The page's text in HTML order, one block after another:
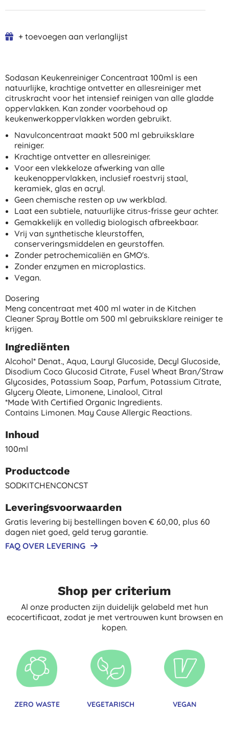
+ toevoegen aan verlanglijst
Sodasan Keukenreiniger Concentraat 100ml is een
natuurlijke, krachtige ontvetter en allesreiniger met
citruskracht voor het intensief reinigen van alle gladde
oppervlakken. Kan zonder voorbehoud op
keukenwerkoppervlakken worden gebruikt.
Navulconcentraat maakt 500 ml gebruiksklare
reiniger.
Krachtige ontvetter en allesreiniger.
Voor een vlekkeloze afwerking van alle
keukenoppervlakken, inclusief roestvrij staal,
keramiek, glas en acryl.
Geen chemische resten op uw werkblad.
Laat een subtiele, natuurlijke citrus-frisse geur achter.
Gemakkelijk en volledig biologisch afbreekbaar.
Vrij van synthetische kleurstoffen,
conserveringsmiddelen en geurstoffen.
Zonder petrochemicaliën en GMO's.
Zonder enzymen en microplastics.
Vegan.
Dosering
Meng concentraat met 400 ml water in de Kitchen
Cleaner Spray Bottle om 500 ml gebruiksklare reiniger te
krijgen.
Ingrediënten
Alcohol* Denat., Aqua, Lauryl Glucoside, Decyl Glucoside,
Disodium Coco Glucosid Citrate, Fusel Wheat Bran/straw
Glycosides, Potassium Soap, Parfum, Potassium Citrate,
Glycery Oleate, Limonene, Linalool, Citral
*made With Certified Organic Ingredients.
Contains Limonen. May Cause Allergic Reactions.
Inhoud
100ml
Productcode
SODKITCHENCONCST
Leveringsvoorwaarden
Gratis levering bij bestellingen boven € 60,00, plus 60
dagen niet goed, geld terug garantie.
FAQ OVER LEVERING
Shop per criterium
Al onze producten zijn duidelijk gelabeld met hun
ecocertificaat, zodat je met vertrouwen kunt browsen en
kopen.
ZERO WASTE VEGETARISCH VEGAN